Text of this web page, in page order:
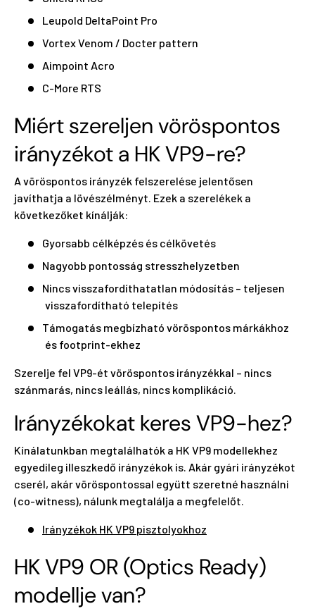
Leupold DeltaPoint Pro
Vortex Venom / Docter pattern
Aimpoint Acro
C-More RTS
Miért szereljen vöröspontos
irányzékot a HK VP9-re?
A vöröspontos irányzék felszerelése jelentősen
javíthatja a lövészélményt. Ezek a szerelékek a
következőket kínálják:
Gyorsabb célképzés és célkövetés
Nagyobb pontosság stresszhelyzetben
Nincs visszafordíthatatlan módosítás – teljesen
visszafordítható telepítés
Támogatás megbízható vöröspontos márkákhoz
és footprint-ekhez
Szerelje fel VP9-ét vöröspontos irányzékkal – nincs
szánmarás, nincs leállás, nincs komplikáció.
Irányzékokat keres VP9-hez?
Kínálatunkban megtalálhatók a HK VP9 modellekhez
egyedileg illeszkedő irányzékok is. Akár gyári irányzékot
cserél, akár vöröspontossal együtt szeretné használni
(co-witness), nálunk megtalálja a megfelelőt.
Irányzékok HK VP9 pisztolyokhoz
HK VP9 OR (Optics Ready)
modellje van?